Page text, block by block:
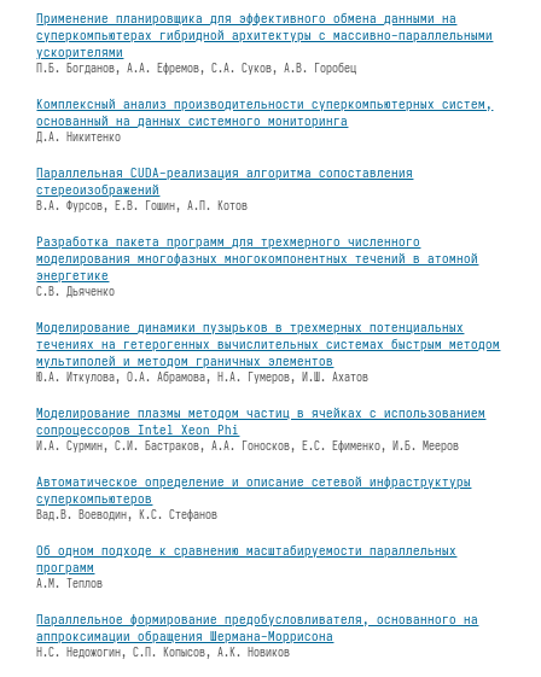
Применение планировщика для эффективного обмена данными на
суперкомпьютерах гибридной архитектуры с массивно-параллельными
ускорителями
П.Б. Богданов, А.А. Ефремов, С.А. Суков, А.В. Горобец
Комплексный анализ производительности суперкомпьютерных систем,
основанный на данных системного мониторинга
Д.А. Никитенко
Параллельная CUDA-реализация алгоритма сопоставления
стереоизображений
В.А. Фурсов, Е.В. Гошин, А.П. Котов
Разработка пакета программ для трехмерного численного
моделирования многофазных многокомпонентных течений в атомной
энергетике
С.В. Дьяченко
Моделирование динамики пузырьков в трехмерных потенциальных
течениях на гетерогенных вычислительных системах быстрым методом
мультиполей и методом граничных элементов
Ю.А. Иткулова, О.А. Абрамова, Н.А. Гумеров, И.Ш. Ахатов
Моделирование плазмы методом частиц в ячейках с использованием
сопроцессоров Intel Xeon Phi
И.А. Сурмин, С.И. Бастраков, А.А. Гоносков, Е.С. Ефименко, И.Б. Мееров
Автоматическое определение и описание сетевой инфраструктуры
суперкомпьютеров
Вад.В. Воеводин, К.С. Стефанов
Об одном подходе к сравнению масштабируемости параллельных
программ
А.М. Теплов
Параллельное формирование предобусловливателя, основанного на
аппроксимации обращения Шермана-Моррисона
Н.С. Недожогин, C.П. Копысов, А.К. Новиков